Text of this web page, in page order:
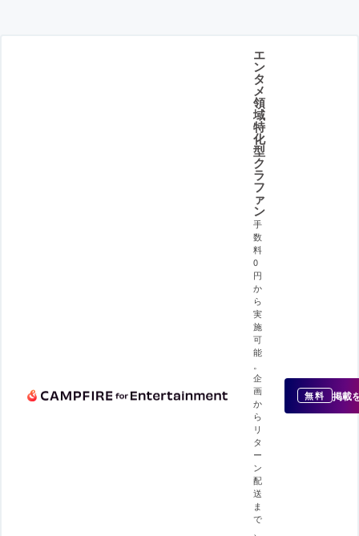
エ
ン
タ
メ
領
域
特
化
型
ク
ラ
フ
ァ
ン
手
数
料
0
円
か
ら
実
施
可
能
企
画
か
ら
リ
タ
ー
ン
配
送
ま
で
無料 掲載